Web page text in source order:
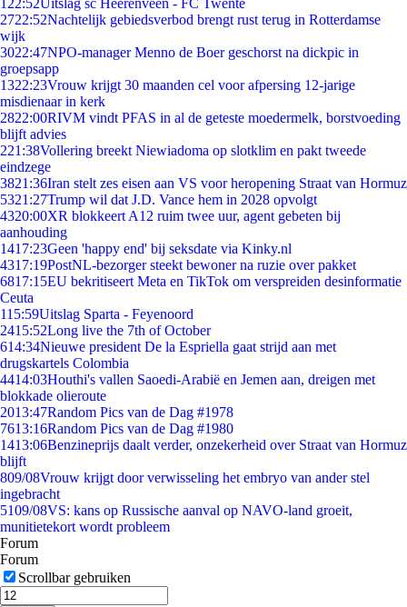
1 22:52Uitslag sc Heerenveen - FC Twente
2722:52Nachtelijk gebiedsverbod brengt rust terug in Rotterdamse
wijk
3022:47NPO-manager Menno de Boer geschorst na dickpic in
groepsapp
1322:23Vrouw krijgt 30 maanden cel voor afpersing 12-jarige
misdienaar in kerk
2822:00RIVM vindt PFAS in al de geteste moedermelk, borstvoeding
blijft advies
221:38Vollering breekt Niewiadoma op slotklim en pakt tweede
eindzege
3821:36Iran stelt zes eisen aan VS voor heropening Straat van Hormuz
5321:27Trump wil dat J.D. Vance hem in 2028 opvolgt
4320:00XR blokkeert A12 ruim twee uur, agent gebeten bij
aanhouding
1417:23Geen 'happy end' bij seksdate via Kinky.nl
4317:19PostNL-bezorger steekt bewoner na ruzie over pakket
6817:15EU bekritiseert Meta en TikTok om verspreiden desinformatie
Ceuta
115:59Uitslag Sparta - Feyenoord
2415:52Long live the 7th of October
614:34Nieuwe president De la Espriella gaat strijd aan met
drugskartels Colombia
4414:03Houthi's vallen Saoedi-Arabië en Jemen aan, dreigen met
blokkade olieroute
2013:47Random Pics van de Dag #1978
7613:16Random Pics van de Dag #1980
1413:06Benzineprijs daalt verder, onzekerheid over Straat van Hormuz
blijft
809/08Vrouw krijgt door verwisseling het embryo van ander stel
ingebracht
5109/08VS: kans op Russische aanval op NAVO-land groeit,
munitietekort wordt probleem
Forum
Forum
Scrollbar gebruiken